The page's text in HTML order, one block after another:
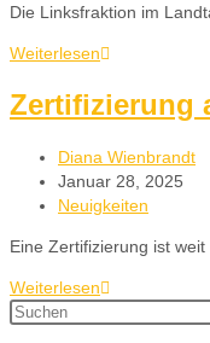
Die Linksfraktion im
Weiterlesen
Zertifizierung
Diana Wienbrandt
Januar 28, 2025
Neuigkeiten
Eine Zertifizierung ist
Weiterlesen